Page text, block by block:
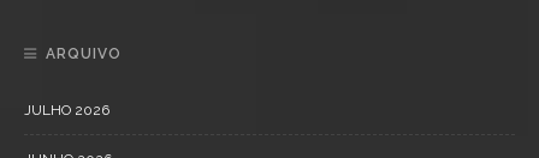
ARQUIVO
JULHO 2026